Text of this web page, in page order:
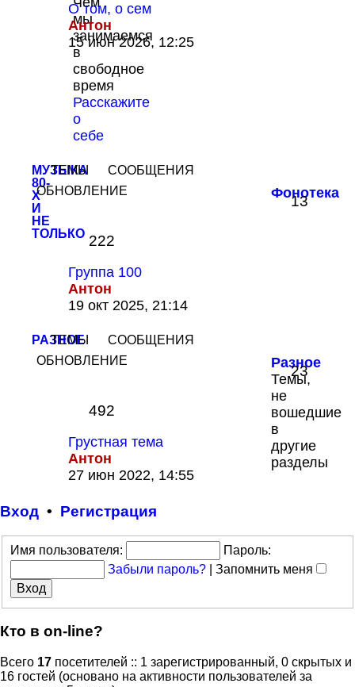
мы
занимаемся
в
свободное
время
Расскажите
о
себе
О том, о сем
Антон
Перейти
последнему
15 июн 2026, 12:25
МУЗЫКА
80-
Х
И
НЕ
ТОЛЬКО
ТЕМЫ
СООБЩЕНИЯ
ОБНОВЛЕНИЕ
Фонотека
13
222
Группа 100
Антон
Перейти
последнему
сообщению
19 окт 2025, 21:14
РАЗНОЕ
ТЕМЫ
СООБЩЕНИЯ
ОБНОВЛЕНИЕ
Разное
Темы,
не
вошедшие
в
другие
разделы
23
492
Грустная тема
Антон
Перейти
сообщению
27 июн 2022, 14:55
Вход • Регистрация
Имя пользователя:
Пароль:
Забыли пароль?
Запомнить меня
Кто в on-line?
Всего 17 посетителей :: 1 зарегистрированный, 0 скрытых и
16 гостей (основано на активности пользователей за